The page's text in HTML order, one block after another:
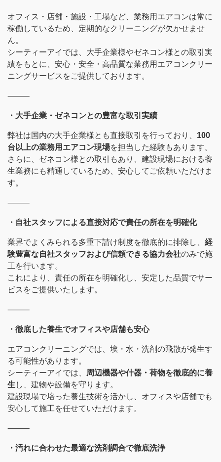
オフィス・店舗・施設・工場など、業務用エアコンは常に
稼働しているため、定期的なクリーニングが欠かせませ
ん。
シーティーアイでは、大手企業様やゼネコン様との取引実
績をもとに、安心・安全・高品質な業務用エアコンクリー
ニングサービスをご提供しております。
⸻
・大手企業・ゼネコンとの豊富な取引実績
弊社は国内の大手企業様とも直接取引を行っており、 100
台以上の業務用エアコン現場を担当した経験もあります。
さらに、ゼネコン様との取引もあり、建設現場における養
生業務にも精通しているため、安心してご依頼いただけま
す。
⸻
・自社スタッフによる直接対応で責任の所在を明確化
業界でよくみられる多重下請け制度を徹底的に排除し、 経
験豊富な自社スタッフおよび信頼できる協力会社のみで施
工を行います。
これにより、責任の所在を明確化し、安定した品質でサー
ビスをご提供いたします。
⸻
・徹底した養生でオフィスや店舗も安心
エアコンクリーニングでは、埃・水・洗剤の飛散が発生す
る可能性があります。
シーティーアイでは、
周辺機器や什器・荷物を徹底的に養
生 し、建物や設備を守ります。
建設現場で培った養生技術を活かし、オフィスや店舗でも
安心して施工を任せていただけます。
⸻
・汚れに合わせた最適な洗剤調合で徹底洗浄